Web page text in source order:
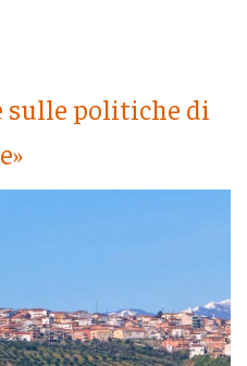
sulle politiche di